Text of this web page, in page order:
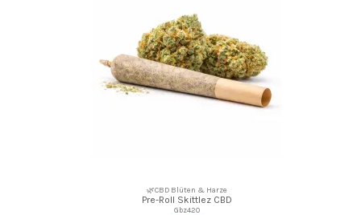
🌿CBD Blüten & Harze
Pre-Roll Skittlez CBD
Gbz420